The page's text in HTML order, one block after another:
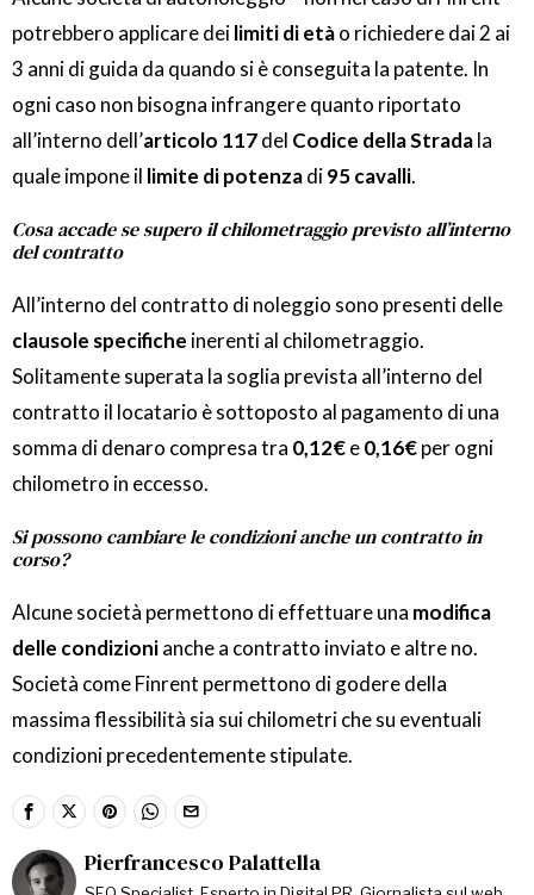
potrebbero applicare deilimiti di etào richiedere dai 2 ai
3 anni di guida da quando si è conseguita la patente. In
ogni caso non bisogna infrangere quanto riportato
all’interno dell’articolo 117del Codice della Stradala
quale impone il limite di potenzadi95 cavalli.
Cosa accade se supero il chilometraggio previsto all’interno
del contratto
All’interno del contratto di noleggio sono presenti delle
clausole specifiche inerenti al chilometraggio.
Solitamente superata la soglia prevista all’interno del
contratto il locatario è sottoposto al pagamento di una
somma di denaro compresa tra 0,12€e0,16€per ogni
chilometro in eccesso.
Si possono cambiare le condizioni anche un contratto in
corso?
Alcune società permettono di effettuare una modifica
delle condizionianche a contratto inviato e altre no.
Società come Finrent permettono di godere della
massima flessibilità sia sui chilometri che su eventuali
condizioni precedentemente stipulate.
Pierfrancesco Palattella